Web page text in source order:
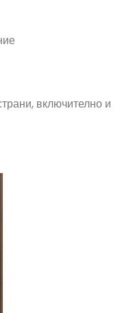
включително и